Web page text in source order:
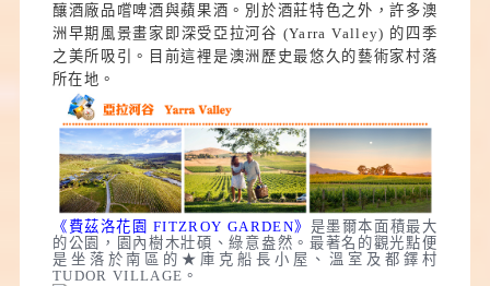
釀酒廠品嚐啤酒與蘋果酒。別於酒莊特色之外，許多澳
洲早期風景畫家即深受亞拉河谷 (Yarra Valley) 的四季
之美所吸引。 目前這裡是澳洲歷史最悠久的藝術家村落
所在地 。
《 費茲洛花園 FITZROY GARDEN》 是墨爾本面積最大
的公園，園內樹木壯碩、綠意盎然。最著名的觀光點便
是坐落於南區的★庫克船長小屋、溫室及都鐸村
TUDOR VILLAGE。